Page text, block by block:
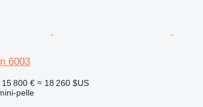
6003
15 800 € ≈ 18 260 $US
pelle